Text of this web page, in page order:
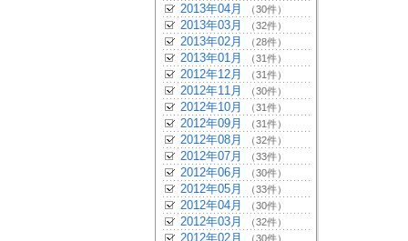
2013年04月 （30件）
2013年03月 （32件）
2013年02月 （28件）
2013年01月 （31件）
2012年12月 （31件）
2012年11月 （30件）
2012年10月 （31件）
2012年09月 （31件）
2012年08月 （32件）
2012年07月 （33件）
2012年06月 （30件）
2012年05月 （33件）
2012年04月 （30件）
2012年03月 （32件）
2012年02月 （30件）